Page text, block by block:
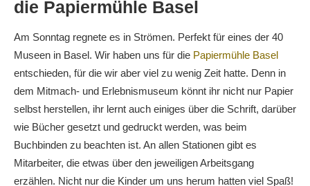
die Papiermühle Basel
Am Sonntag regnete es in Strömen. Perfekt für eines der 40
Museen in Basel. Wir haben uns für die Papiermühle Basel
entschieden, für die wir aber viel zu wenig Zeit hatte. Denn in
dem Mitmach- und Erlebnismuseum könnt ihr nicht nur Papier
selbst herstellen, ihr lernt auch einiges über die Schrift, darüber
wie Bücher gesetzt und gedruckt werden, was beim
Buchbinden zu beachten ist. An allen Stationen gibt es
Mitarbeiter, die etwas über den jeweiligen Arbeitsgang
erzählen. Nicht nur die Kinder um uns herum hatten viel Spaß!